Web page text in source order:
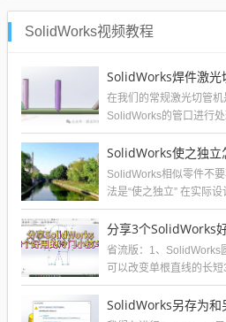
SolidWorks视频教程
在我们的常规激光切管
SolidWorks的管口进行
小，同时方便对接无误差
SolidWorks相似零件不
法是“使之独立” 在实际设
分享3个SolidWorks
省流版：1、SolidWorks
可以改变单根直线的长
阵列个数。...
SolidWorks另存为和